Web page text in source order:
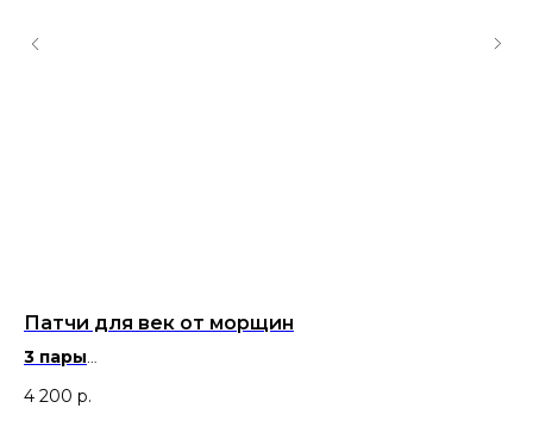
Патчи для век от морщин
3 пары
разглаживают морщины и заломы
4 200 р.